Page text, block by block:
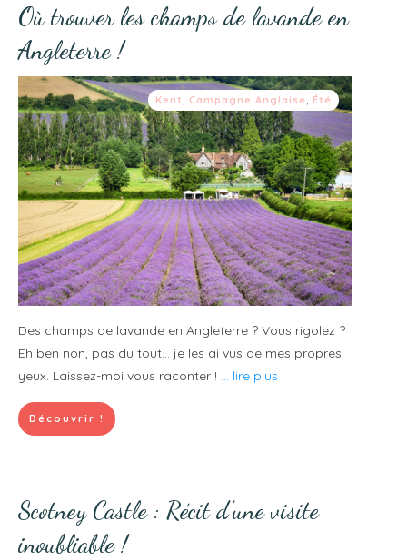
Où trouver les champs de lavande en
Angleterre !
Kent Campagne Anglaise Été
Des champs de lavande en Angleterre ? Vous rigolez ?
Eh ben non, pas du tout... je les ai vus de mes propres
yeux. Laissez-moi vous raconter ! ... lire plus !
Découvrir !
Scotney Castle : Récit d’une visite
inoubliable !